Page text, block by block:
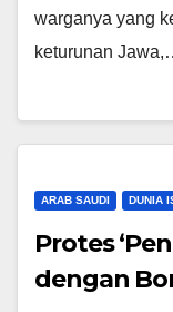
warganya yang
keturunan
ARAB SAUDI DUNIA
Protes
dengan